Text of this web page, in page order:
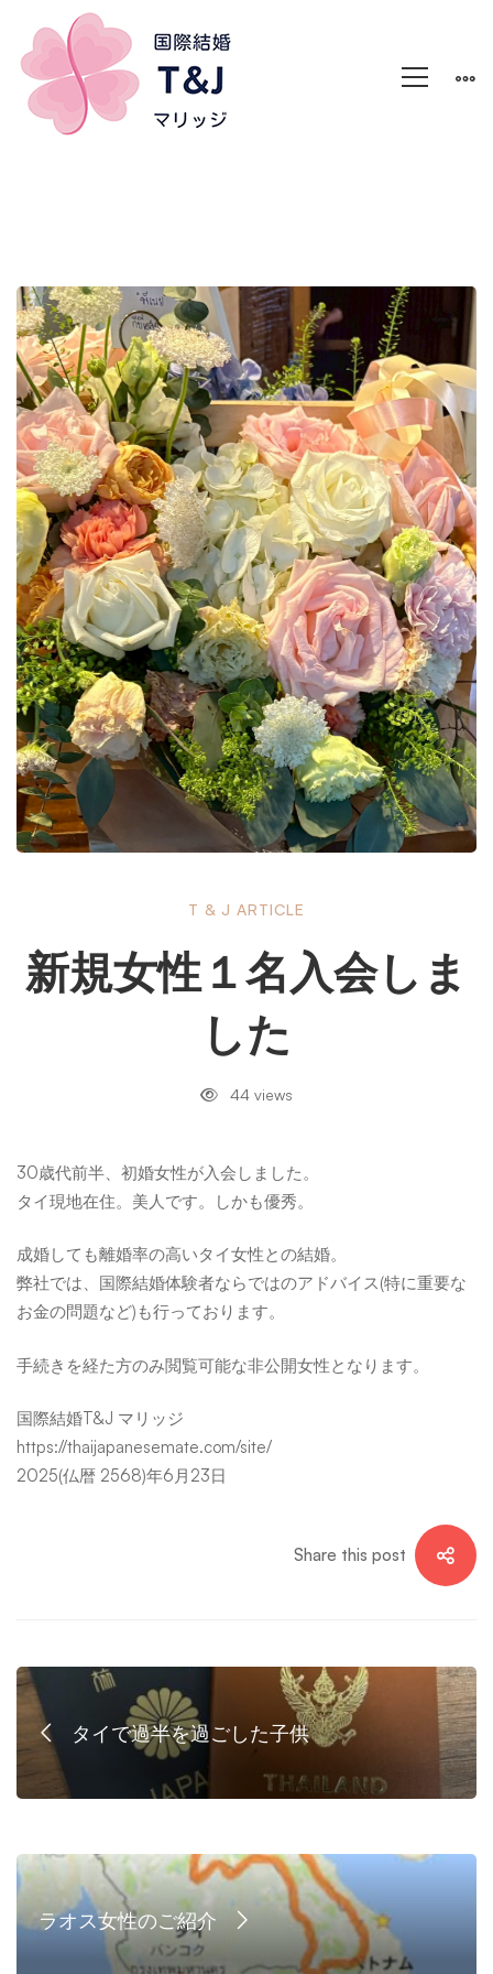
新
規
性
１
名
入
会
し
た
T & J ARTICLE
新規女性１名入会しま
した
44 views
30歳代前半、初婚女性が入会しました。
タイ現地在住。美人です。しかも優秀。
成婚しても離婚率の高いタイ女性との結婚。
弊社では、国際結婚体験者ならではのアドバイス(特に重要な
お金の問題など)も行っております。
手続きを経た方のみ閲覧可能な非公開女性となります。
国際結婚T&J マリッジ
https://thaijapanesemate.com/site/
2025(仏暦 2568)年6月23日
Share this post
タイで過半を過ごした子供
ラオス女性のご紹介